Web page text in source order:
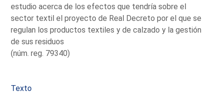
estudio acerca de los efectos que tendría sobre el
sector textil el proyecto de Real Decreto por el que se
regulan los productos textiles y de calzado y la gestión
de sus residuos
(núm. reg. 79340)
Texto